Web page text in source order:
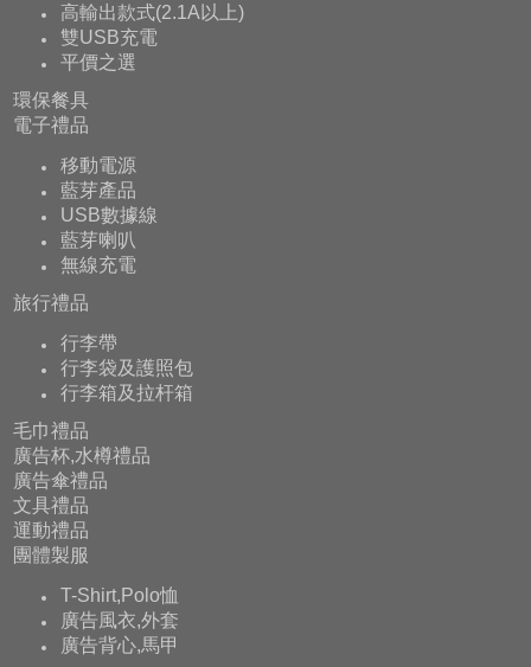
高輸出款式(2.1A以上)
雙USB充電
平價之選
環保餐具
電子禮品
移動電源
藍芽產品
USB數據線
藍芽喇叭
無線充電
旅行禮品
行李帶
行李袋及護照包
行李箱及拉杆箱
毛巾禮品
廣告杯,水樽禮品
廣告傘禮品
文具禮品
運動禮品
團體製服
T-Shirt,Polo恤
廣告風衣,外套
廣告背心,馬甲